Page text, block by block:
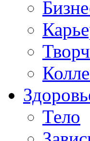
Тело